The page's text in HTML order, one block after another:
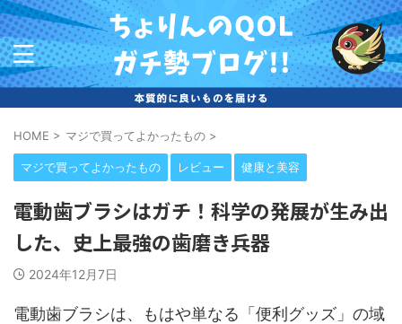
HOME > マジで買ってよかったもの >
マジで買ってよかったもの レビュー 健康と美容
電動歯ブラシはガチ！科学の発展が生み出
した、史上最強の歯磨き兵器
2024年12月7日
電動歯ブラシは、もはや単なる「便利グッズ」の域